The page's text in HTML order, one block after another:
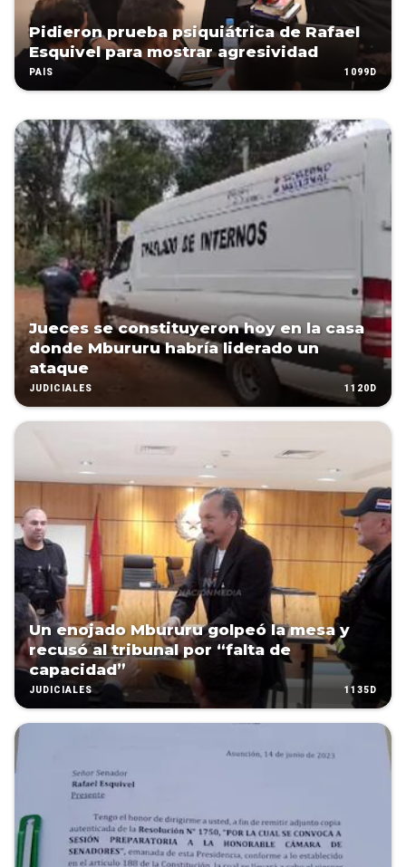
Pidieron prueba psiquiátrica de Rafael
Esquivel para mostrar agresividad
PAÍS 1099D
Jueces se constituyeron hoy en la casa
donde Mbururu habría liderado un
ataque
JUDICIALES 1120D
Un enojado Mbururu golpeó la mesa y
recusó al tribunal por “falta de
capacidad”
JUDICIALES 1135D